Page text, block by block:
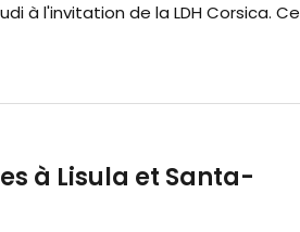
à l'invitation de la LDH Corsica. Ce
à Lisula et Santa-